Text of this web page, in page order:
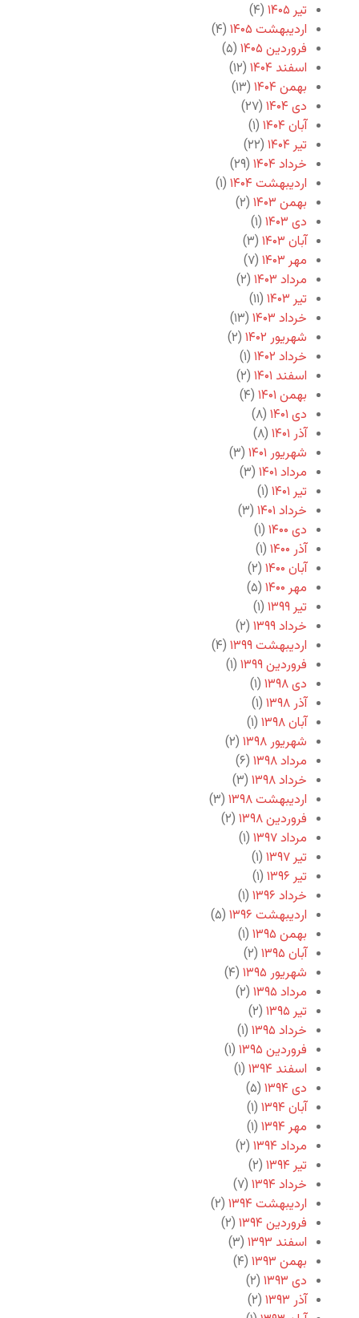
تیر ۱۴۰۵
(۴)
اردیبهشت ۱۴۰۵
(۴)
فروردین ۱۴۰۵
(۵)
اسفند ۱۴۰۴
(۱۲)
بهمن ۱۴۰۴
(۱۳)
دی ۱۴۰۴
(۲۷)
آبان ۱۴۰۴
(۱)
تیر ۱۴۰۴
(۲۲)
خرداد ۱۴۰۴
(۲۹)
اردیبهشت ۱۴۰۴
(۱)
بهمن ۱۴۰۳
(۲)
دی ۱۴۰۳
(۱)
آبان ۱۴۰۳
(۳)
مهر ۱۴۰۳
(۷)
مرداد ۱۴۰۳
(۲)
تیر ۱۴۰۳
(۱۱)
خرداد ۱۴۰۳
(۱۳)
شهریور ۱۴۰۲
(۲)
خرداد ۱۴۰۲
(۱)
اسفند ۱۴۰۱
(۲)
بهمن ۱۴۰۱
(۴)
دی ۱۴۰۱
(۸)
آذر ۱۴۰۱
(۸)
شهریور ۱۴۰۱
(۳)
مرداد ۱۴۰۱
(۳)
تیر ۱۴۰۱
(۱)
خرداد ۱۴۰۱
(۳)
دی ۱۴۰۰
(۱)
آذر ۱۴۰۰
(۱)
آبان ۱۴۰۰
(۲)
مهر ۱۴۰۰
(۵)
تیر ۱۳۹۹
(۱)
خرداد ۱۳۹۹
(۲)
اردیبهشت ۱۳۹۹
(۴)
فروردین ۱۳۹۹
(۱)
دی ۱۳۹۸
(۱)
آذر ۱۳۹۸
(۱)
آبان ۱۳۹۸
(۱)
شهریور ۱۳۹۸
(۲)
مرداد ۱۳۹۸
(۶)
خرداد ۱۳۹۸
(۳)
اردیبهشت ۱۳۹۸
(۳)
فروردین ۱۳۹۸
(۲)
مرداد ۱۳۹۷
(۱)
تیر ۱۳۹۷
(۱)
تیر ۱۳۹۶
(۱)
خرداد ۱۳۹۶
(۱)
اردیبهشت ۱۳۹۶
(۵)
بهمن ۱۳۹۵
(۱)
آبان ۱۳۹۵
(۲)
شهریور ۱۳۹۵
(۴)
مرداد ۱۳۹۵
(۲)
تیر ۱۳۹۵
(۲)
خرداد ۱۳۹۵
(۱)
فروردین ۱۳۹۵
(۱)
اسفند ۱۳۹۴
(۱)
دی ۱۳۹۴
(۵)
آبان ۱۳۹۴
(۱)
مهر ۱۳۹۴
(۱)
مرداد ۱۳۹۴
(۲)
تیر ۱۳۹۴
(۲)
خرداد ۱۳۹۴
(۷)
اردیبهشت ۱۳۹۴
(۲)
فروردین ۱۳۹۴
(۲)
اسفند ۱۳۹۳
(۳)
بهمن ۱۳۹۳
(۴)
دی ۱۳۹۳
(۲)
آذر ۱۳۹۳
(۲)